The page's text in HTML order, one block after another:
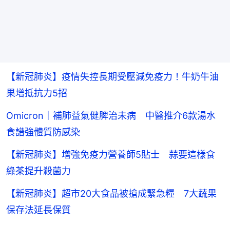
【新冠肺炎】疫情失控長期受壓減免疫力！牛奶牛油
果增抵抗力5招
Omicron｜補肺益氣健脾治未病 中醫推介6款湯水
食譜強體質防感染
【新冠肺炎】增強免疫力營養師5貼士 蒜要這樣食
綠茶提升殺菌力
【新冠肺炎】超市20大食品被搶成緊急糧 7大蔬果
保存法延長保質